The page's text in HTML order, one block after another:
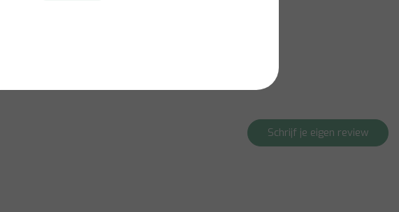
Schrijf je eigen review